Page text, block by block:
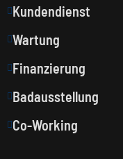
Kundendienst
Wartung
Finanzierung
Badausstellung
Co-Working